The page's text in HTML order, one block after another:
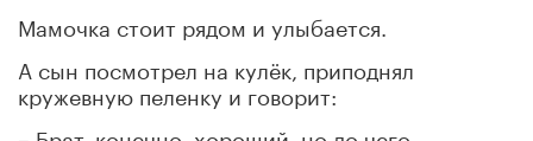
Мамочка стоит рядом и улыбается.
А сын посмотрел на кулёк, приподнял
кружевную пеленку и говорит: